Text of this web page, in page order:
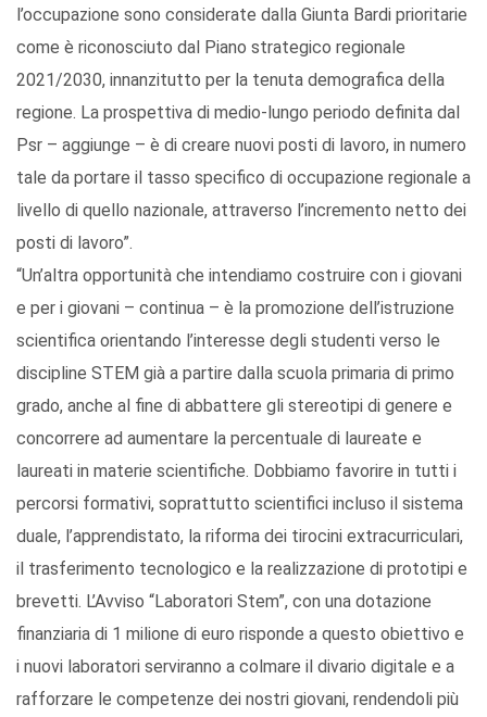
l’occupazione sono considerate dalla Giunta Bardi prioritarie
come è riconosciuto dal Piano strategico regionale
2021/2030, innanzitutto per la tenuta demografica della
regione. La prospettiva di medio-lungo periodo definita dal
Psr – aggiunge – è di creare nuovi posti di lavoro, in numero
tale da portare il tasso specifico di occupazione regionale a
livello di quello nazionale, attraverso l’incremento netto dei
posti di lavoro”.
“Un’altra opportunità che intendiamo costruire con i giovani
e per i giovani – continua – è la promozione dell’istruzione
scientifica orientando l’interesse degli studenti verso le
discipline STEM già a partire dalla scuola primaria di primo
grado, anche al fine di abbattere gli stereotipi di genere e
concorrere ad aumentare la percentuale di laureate e
laureati in materie scientifiche. Dobbiamo favorire in tutti i
percorsi formativi, soprattutto scientifici incluso il sistema
duale, l’apprendistato, la riforma dei tirocini extracurriculari,
il trasferimento tecnologico e la realizzazione di prototipi e
brevetti. L’Avviso “Laboratori Stem”, con una dotazione
finanziaria di 1 milione di euro risponde a questo obiettivo e
i nuovi laboratori serviranno a colmare il divario digitale e a
rafforzare le competenze dei nostri giovani, rendendoli più